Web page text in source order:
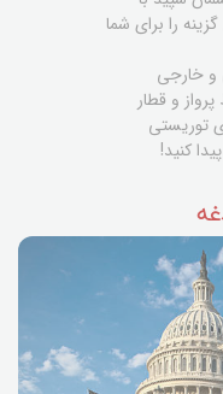
را برای شما
و خارجی
و قطار
توریستی
کنید!